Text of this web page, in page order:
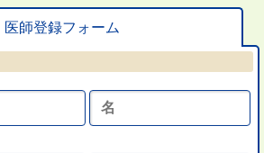
医師登録フォーム